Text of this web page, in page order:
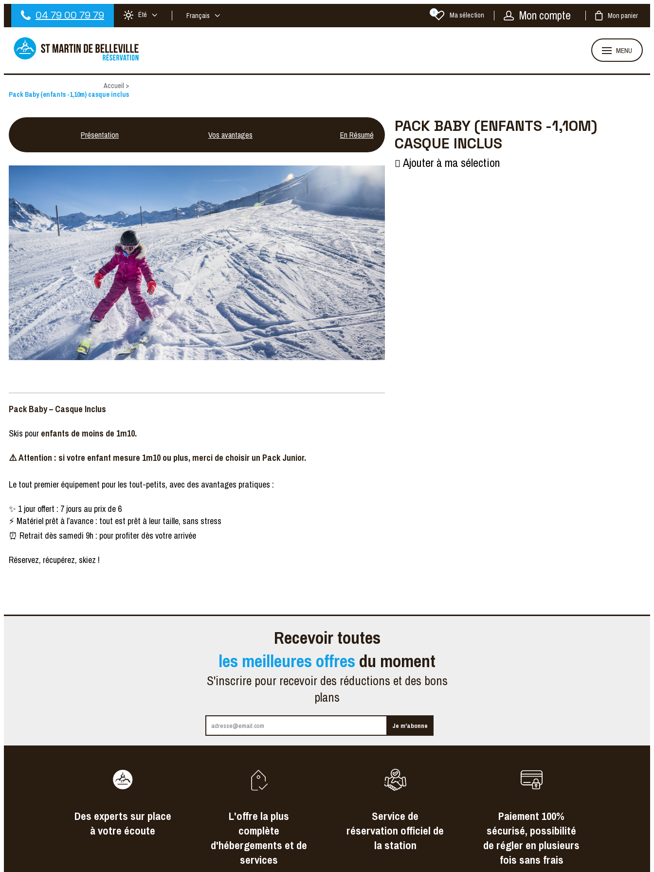
04 79 00 79 79 Été Français Ma sélection
0 Mon compte Mon panier
MENU
Accueil >
Pack Baby (enfants -1,10m) casque inclus
Présentation Vos avantages En Résumé
PACK BABY (ENFANTS -1,10M)
CASQUE INCLUS
Ajouter à ma sélection
Pack Baby – Casque Inclus
Skis pour enfants de moins de 1m10.
⚠️ Attention : si votre enfant mesure 1m10 ou plus, merci de choisir un Pack Junior.
Le tout premier équipement pour les tout-petits, avec des avantages pratiques :
✨ 1 jour offert : 7 jours au prix de 6
⚡ Matériel prêt à l’avance : tout est prêt à leur taille, sans stress
⏰ Retrait dès samedi 9h : pour profiter dès votre arrivée
Réservez, récupérez, skiez !
Recevoir toutes
les meilleures offres du moment
S'inscrire pour recevoir des réductions et des bons
plans
Des experts sur place
à votre écoute
L'offre la plus
complète
d'hébergements et de
services
Service de
réservation officiel de
la station
Paiement 100%
sécurisé, possibilité
de régler en plusieurs
fois sans frais